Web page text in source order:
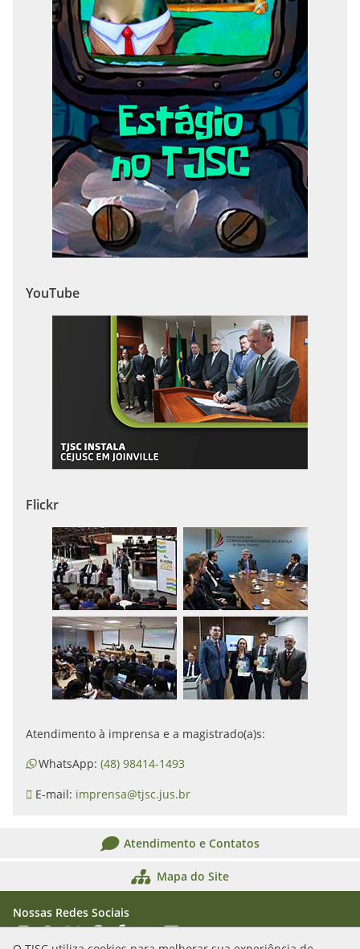
YouTube
Flickr
Atendimento à imprensa e a magistrado(a)s:
WhatsApp: (48) 98414-1493
E-mail: imprensa@tjsc.jus.br
Atendimento e Contatos
Mapa do Site
Nossas Redes Sociais
Acessar Instagram
Acessar WhatsApp
Acessar XAcessar Threads
Acessar Facebook
Acessar YouTube
Acessar Flickr
Acessar SoundCloud